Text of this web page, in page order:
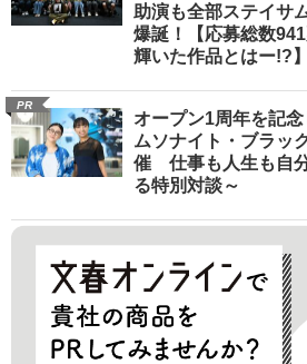
助演も全部ステイサ
爆誕！【応募総数
輝いた作品とはー!?】
PR
オープン1周年を記
ムソナイト・ブラッ
催 仕事も人生も自
る特別対談～